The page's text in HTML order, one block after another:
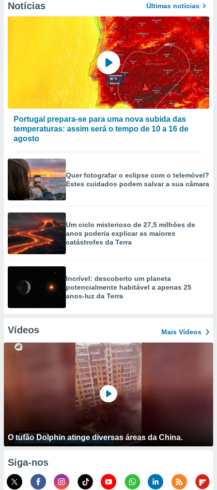
Notícias Últimas notícias
Portugal prepara-se para uma nova subida das
temperaturas: assim será o tempo de 10 a 16 de
agosto
Quer fotografar o eclipse com o telemóvel?
Estes cuidados podem salvar a sua câmara
Um ciclo misterioso de 27,5 milhões de
anos poderia explicar as maiores
catástrofes da Terra
Incrível: descoberto um planeta
potencialmente habitável a apenas 25
anos-luz da Terra
Vídeos Mais Vídeos
O tufão Dolphin atinge diversas áreas da China.
Siga-nos